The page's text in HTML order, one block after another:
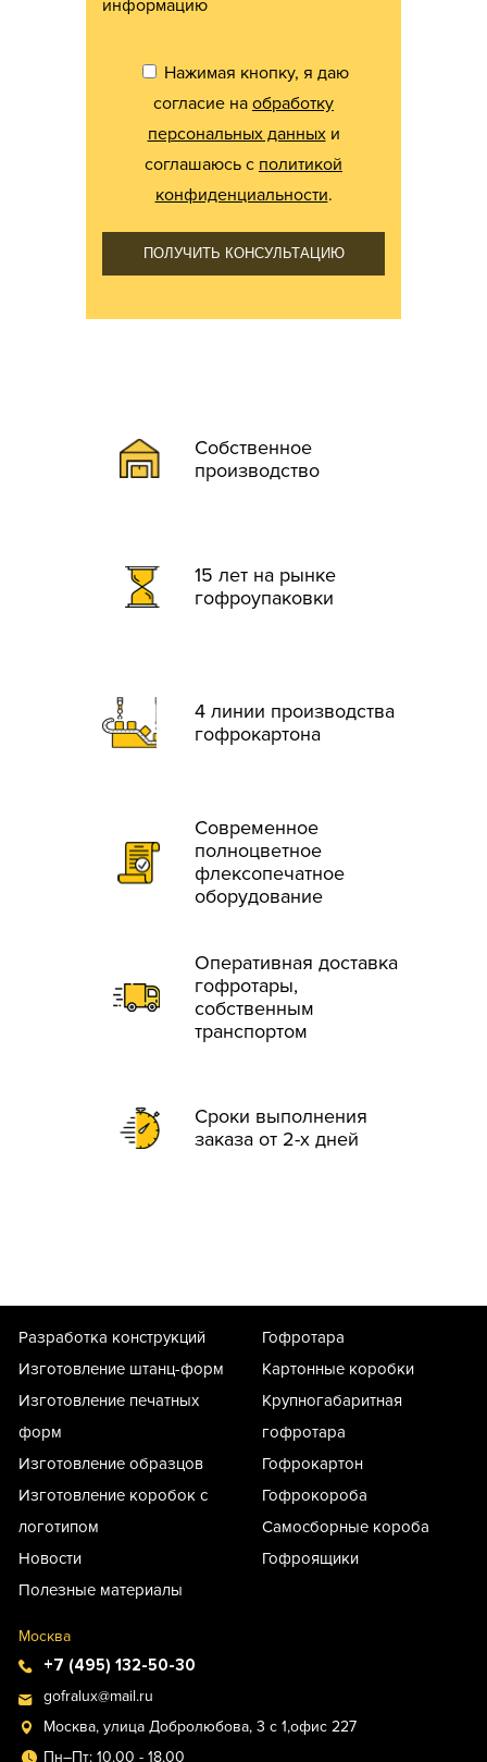
Собственное
производство
15 лет на рынке
гофроупаковки
4 линии производства
гофрокартона
Современное
полноцветное
флексопечатное
оборудование
Оперативная доставка
гофротары,
собственным
транспортом
Сроки выполнения
заказа от 2-х дней
информацию
Нажимая кнопку, я даю
согласие на обработку
персональных данныхи
соглашаюсь с политикой
конфиденциальности.
ПОЛУЧИТЬ КОНСУЛЬТАЦИЮ
Разработка конструкций
Изготовление штанц-форм
Изготовление печатных
форм
Изготовление образцов
Изготовление коробок с
логотипом
Новости
Полезные материалы
Гофротара
Картонные коробки
Крупногабаритная
гофротара
Гофрокартон
Гофрокороба
Самосборные короба
Гофроящики
Москва
+7 (495) 132-50-30
gofralux@mail.ru
Москва, улица Добролюбова, 3 с 1,офис 227
Пн–Пт: 10.00 - 18.00